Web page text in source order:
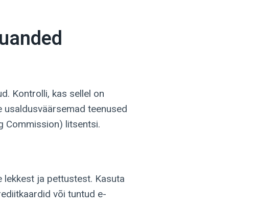
Kontrolli, kas sellel on
teenused
Commission) litsentsi.
lekkest ja pettustest. Kasuta
või tuntud e-